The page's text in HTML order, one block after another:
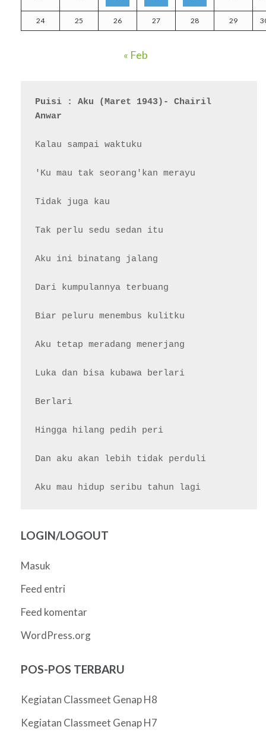
24 25 26 27 28 29
« Feb
Puisi : Aku (Maret 1943)- Chairil
Anwar
Kalau sampai waktuku
'Ku mau tak seorang'kan merayu
Tidak juga kau
Tak perlu sedu sedan itu
Aku ini binatang jalang
Dari kumpulannya terbuang
Biar peluru menembus kulitku
Aku tetap meradang menerjang
Luka dan bisa kubawa berlari
Berlari
Hingga hilang pedih peri
Dan aku akan lebih tidak perduli
LOGIN/LOGOUT
Masuk
Feed entri
Feed komentar
WordPress.org
POS-POS TERBARU
Kegiatan Classmeet Genap H8
Kegiatan Classmeet Genap H7